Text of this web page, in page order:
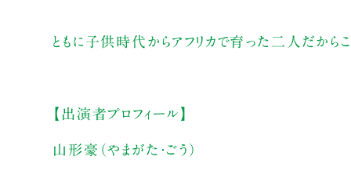
ともに子供時代からアフリカで育った二人だからこ
【出演者プロフィール】
山形豪（やまがた・ごう）